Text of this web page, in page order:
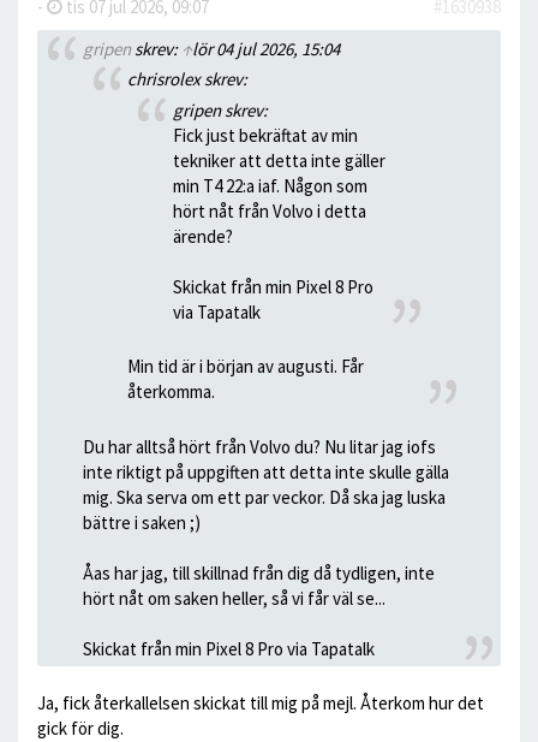
- tis 07 jul 2026, 09:07
#1630938
gripenskrev: ↑lör 04 jul 2026, 15:04
chrisrolex skrev:
gripen skrev:
Fick just bekräftat av min
tekniker att detta inte gäller
min T4 22:a iaf. Någon som
hört nåt från Volvo i detta
ärende?
Skickat från min Pixel 8 Pro
via Tapatalk
Min tid är i början av augusti. Får
återkomma.
Du har alltså hört från Volvo du? Nu litar jag iofs
inte riktigt på uppgiften att detta inte skulle gälla
mig. Ska serva om ett par veckor. Då ska jag luska
bättre i saken ;)
Åas har jag, till skillnad från dig då tydligen, inte
hört nåt om saken heller, så vi får väl se...
Skickat från min Pixel 8 Pro via Tapatalk
Ja, fick återkallelsen skickat till mig på mejl. Återkom hur det
gick för dig.